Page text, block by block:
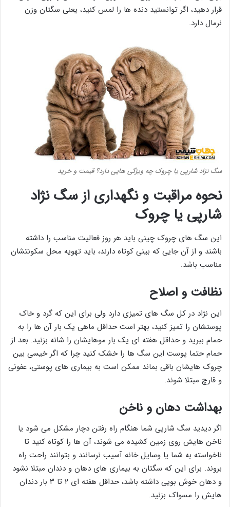
قرار دهید، اگر توانستید دنده ها را لمس کنید، یعنی سگتان وزن
نرمال دارد.
سگ نژاد شارپی یا چروک چه ویژگی هایی دارد؟ قیمت و خرید
نحوه مراقبت و نگهداری از سگ نژاد
شارپی یا چروک
این سگ های چروک چینی باید هر روز فعالیت مناسب را داشته
باشند و از آن جایی که بینی کوتاه دارند، باید تهویه محل سکونتشان
مناسب باشد.
نظافت و اصلاح
این نژاد در کل سگ های تمیزی دارد ولی برای این که گرد و خاک
پوستشان را تمیز کنید، بهتر است حداقل ماهی یک بار آن ها را به
حمام ببرید و حداقل هفته ای یک بار موهایشان را شانه بزنید. بعد از
حمام حتما پوست این سگ ها را خشک کنید چرا که اگر خیسی بین
چروک هایشان باقی بماند ممکن است به بیماری های پوستی، عفونی
و قارچ مبتلا شوند.
بهداشت دهان و ناخن
اگر دیدید سگ شارپی شما هنگام راه رفتن دچار مشکل می شود یا
ناخن هایش روی زمین کشیده می شوند، آن ها را کوتاه کنید تا
ناخواسته به شما یا وسایل خانه آسیب نرسانند و بتوانند راحت راه
بروند. برای این که سگتان به بیماری های دهان و دندان مبتلا نشود
و دهان خوش بویی داشته باشد، حداقل هفته ای ۲ تا ۳ بار دندان
هایش را مسواک بزنید.